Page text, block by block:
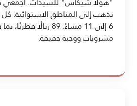
نذهب إلى المناطق الاستوائية.
6 إلى 11 مساءً. 89 ريالًا
مشروبات ووجبة خفيفة.